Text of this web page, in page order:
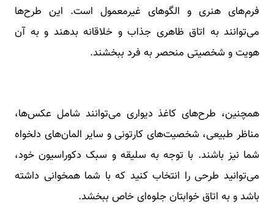
فرم‌های هنری و الگوهای غیرمعمول است. این طرح‌ها
می‌توانند به اتاق ظاهری جذاب و خلاقانه بدهند و به آن
هویت و شخصیتی منحصر به فرد ببخشند.
همچنین، طرح‌های کاغذ دیواری می‌توانند شامل عکس‌ها،
مناظر طبیعی، شخصیت‌های کارتونی و سایر المان‌های دلخواه
شما نیز باشند. با توجه به سلیقه و سبک دکوراسیون خود،
می‌توانید طرحی را انتخاب کنید که با شما همخوانی داشته
باشد و به اتاق خوابتان جلوه‌ای خاص ببخشد.